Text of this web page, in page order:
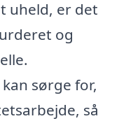
uheld, er det
og
sørge for,
så